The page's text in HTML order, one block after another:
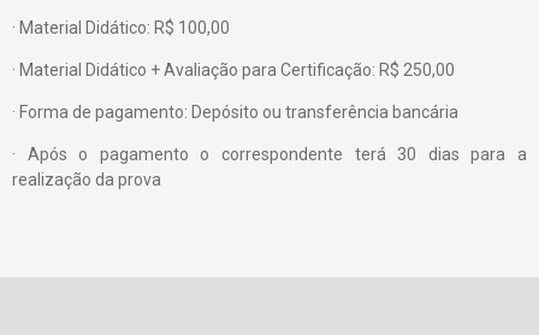
· Material Didático: R$ 100,00
· Material Didático + Avaliação para Certificação: R$ 250,00
· Forma de pagamento: Depósito ou transferência bancária
· Após o pagamento o correspondente terá 30 dias para a
realização da prova